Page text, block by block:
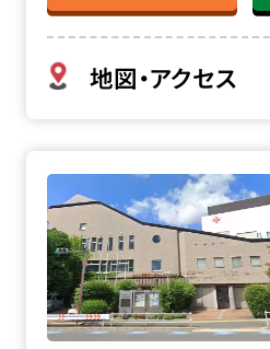
地図・アクセス
若松地域センターの詳細へ